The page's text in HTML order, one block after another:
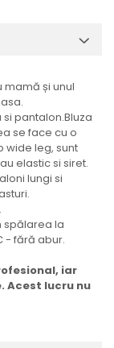
și unul
pantalon.Bluza
se face cu o
wide leg, sunt
elastic si siret.
lungi si
spălarea la
- fără abur.
iar
Acest lucru nu